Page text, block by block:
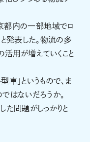
都内の一部地域でロ
発表した。物流の多
活用が増えていくこと
」というもので、ま
はないだろうか。
た問題がしっかりと